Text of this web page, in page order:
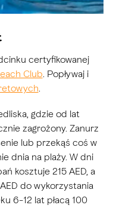
certyfikowanej
Club. Popływaj i
.
gdzie od lat
zagrożony. Zanurz
lub przekąś coś w
dnia na plaży. W dni
kosztuje 215 AED, a
do wykorzystania
6-12 lat płacą 100